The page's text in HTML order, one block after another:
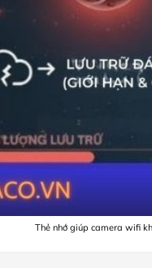
Thẻ nhớ giúp camera wifi